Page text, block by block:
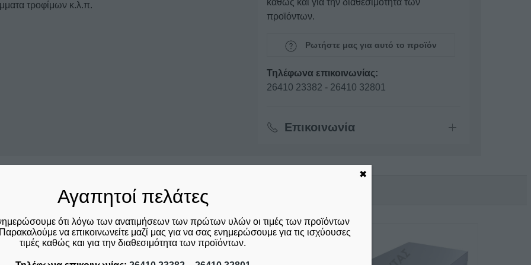
τροφίμων κ.λ.π.
καθώς και για την διαθεσιμότητα των
προϊόντων.
Ρωτήστε μας για αυτό το προϊόν
Τηλέφωνα επικοινωνίας:
26410 23382 - 26410 32801
Επικοινωνία
Σχετικά προϊόντα
Αγαπητοί πελάτες
ότι λόγω των ανατιμήσεων των πρώτων υλών οι τιμές των προϊόντων
να επικοινωνείτε μαζί μας για να σας ενημερώσουμε για τις ισχύουσες
τιμές καθώς και για την διαθεσιμότητα των προϊόντων.
✖